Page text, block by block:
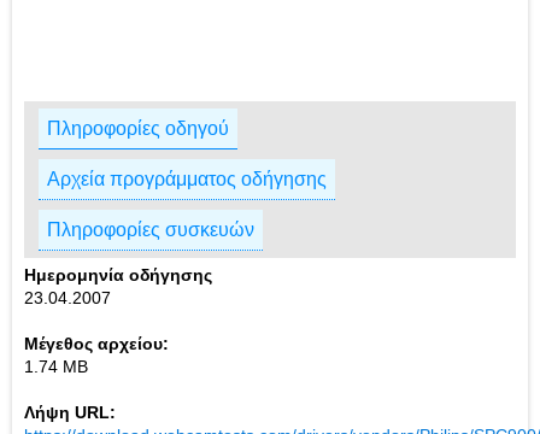
Πληροφορίες οδηγού
Αρχεία προγράμματος οδήγησης
Πληροφορίες συσκευών
Ημερομηνία οδήγησης
23.04.2007
Μέγεθος αρχείου:
1.74 MB
Λήψη URL: